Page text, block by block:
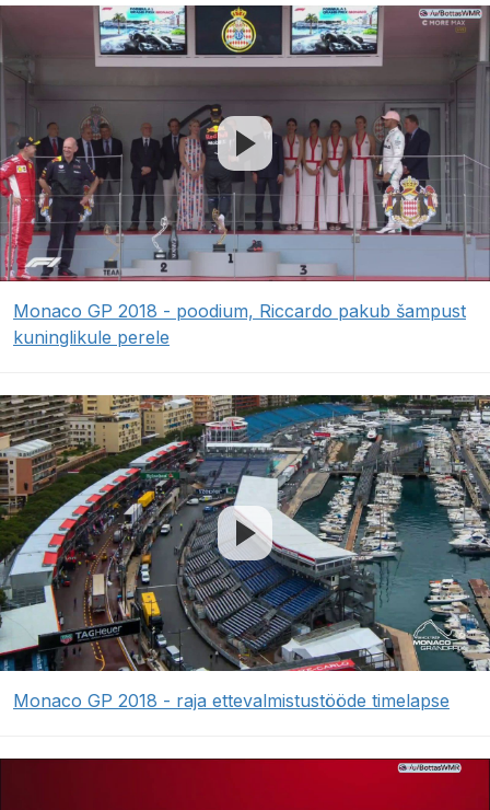
Monaco GP 2018 - poodium, Riccardo pakub šampust
kuninglikule perele
Monaco GP 2018 - raja ettevalmistustööde timelapse